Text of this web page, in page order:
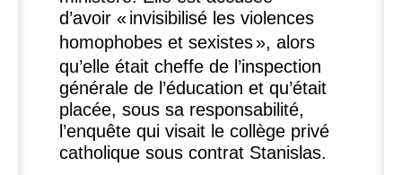
d’avoir «invisibilisé les violences
homophobes et sexistes», alors
qu’elle était cheffe de l’inspection
générale de l’éducation et qu’était
placée, sous sa responsabilité,
l’enquête qui visait le collège privé
catholique sous contrat Stanislas.